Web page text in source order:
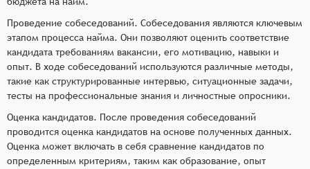
Проведение собеседований. Собеседования являются ключевым
этапом процесса найма. Они позволяют оценить соответствие
кандидата требованиям вакансии, его мотивацию, навыки и
опыт. В ходе собеседований используются различные методы,
такие как структурированные интервью, ситуационные задачи,
тесты на профессиональные знания и личностные опросники.
Оценка кандидатов. После проведения собеседований
проводится оценка кандидатов на основе полученных данных.
Оценка может включать в себя сравнение кандидатов по
определенным критериям, таким как образование, опыт